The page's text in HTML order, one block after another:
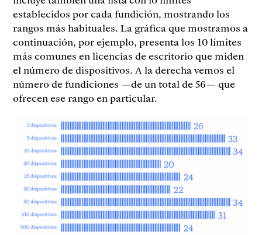
establecidos por cada fundición, mostrando los
rangos más habituales. La gráfica que mostramos a
continuación, por ejemplo, presenta los 10 límites
más comunes en licencias de escritorio que miden
el número de dispositivos. A la derecha vemos el
número de fundiciones —de un total de 56— que
ofrecen ese rango en particular.